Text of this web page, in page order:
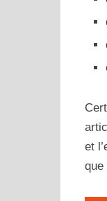
et
que